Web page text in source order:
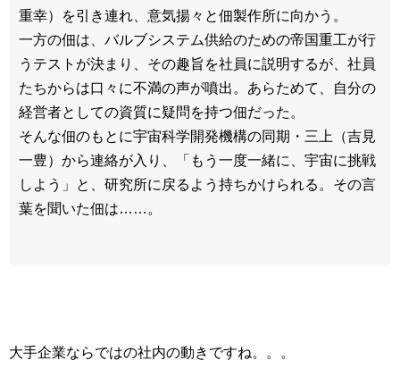
重幸）を引き連れ、意気揚々と佃製作所に向かう。
一方の佃は、バルブシステム供給のための帝国重工が行
うテストが決まり、その趣旨を社員に説明するが、社員
たちからは口々に不満の声が噴出。あらためて、自分の
経営者としての資質に疑問を持つ佃だった。
そんな佃のもとに宇宙科学開発機構の同期・三上（吉見
一豊）から連絡が入り、「もう一度一緒に、宇宙に挑戦
しよう」と、研究所に戻るよう持ちかけられる。その言
葉を聞いた佃は……。
大手企業ならではの社内の動きですね。。。